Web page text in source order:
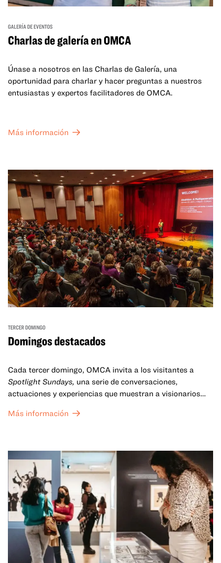
GALERÍA DE EVENTOS
Charlas de galería en OMCA
Únase a nosotros en las Charlas de Galería, una
oportunidad para charlar y hacer preguntas a nuestros
entusiastas y expertos facilitadores de OMCA.
Más información
TERCER DOMINGO
Domingos destacados
Cada tercer domingo, OMCA invita a los visitantes a
Spotlight Sundays, una serie de conversaciones,
actuaciones y experiencias que muestran a visionarios
Más información